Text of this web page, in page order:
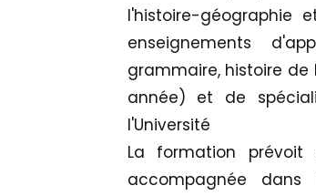
l'histoire-géographie
enseignements
grammaire, histoire de
année) et de
l'Université
La formation
accompagnée